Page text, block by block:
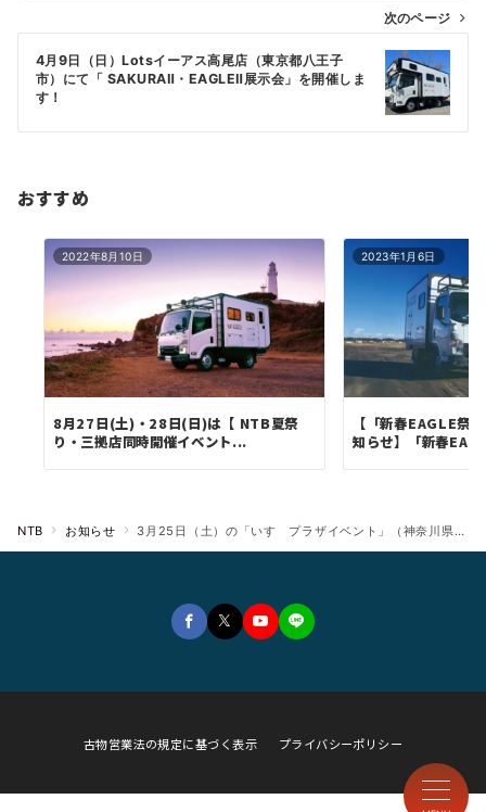
ビ
ゲ
ー
シ
ョ
次のページ
4月9日（日）Lotsイーアス高尾店（東京都八王子
市）にて「 SAKURAⅡ・EAGLEⅡ展示会」を開催しま
す！
おすすめ
2022年8月10日
8月27日(土)・28日(日)は【 NTB夏祭
り・三拠店同時開催イベント...
2023年1月6日
【「新春EAGLE祭
知らせ】「新春
NTB お知らせ 3月25日（土）の「いすゞプラザイベント」（神奈川県藤沢市）に『EXPEDITION EAGLE Ⅱ』など2車種を出展
古物営業法の規定に基づく表示 プライバシーポリシー